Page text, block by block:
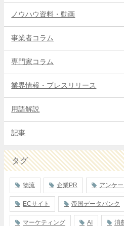
ノウハウ資料・動画
事業者コラム
専門家コラム
業界情報・プレスリリース
用語解説
記事
タグ
物流 企業PR アンケ
ECサイト 帝国データバンク
マーケティング AI 消